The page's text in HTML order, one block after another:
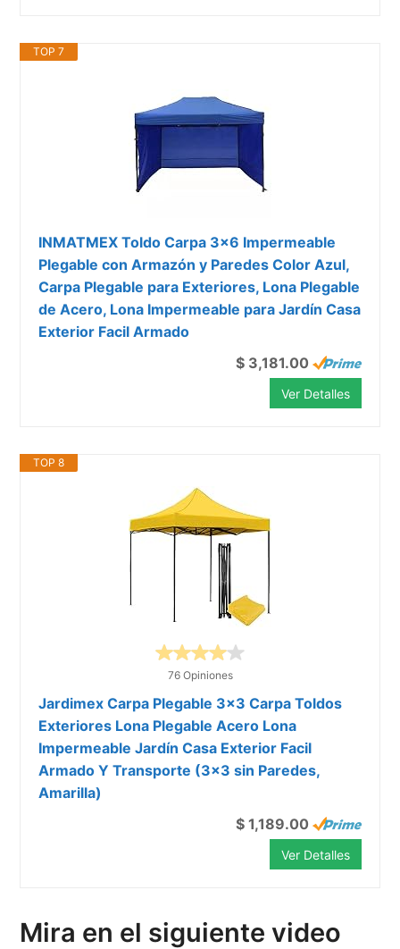
TOP 7
INMATMEX Toldo Carpa 3x6 Impermeable
Plegable con Armazón y Paredes Color Azul,
Carpa Plegable para Exteriores, Lona Plegable
de Acero, Lona Impermeable para Jardín Casa
Exterior Facil Armado
$ 3,181.00
Ver Detalles
TOP 8
76 Opiniones
Jardimex Carpa Plegable 3x3 Carpa Toldos
Exteriores Lona Plegable Acero Lona
Impermeable Jardín Casa Exterior Facil
Armado Y Transporte (3x3 sin Paredes,
Amarilla)
$ 1,189.00
Ver Detalles
Mira en el siguiente video